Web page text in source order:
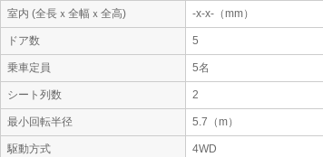
室内 (全長ｘ全幅ｘ全高) -x-x-（mm）
ドア数 5
乗車定員 5名
シート列数 2
最小回転半径 5.7（m）
駆動方式 4WD